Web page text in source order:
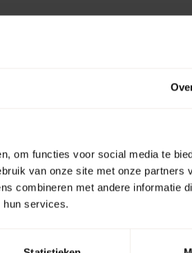
om functies voor social media te
van onze site met onze partners
combineren met andere informatie
hun services.
eenvoudig om een gieter te vullen
Barrel-Rent